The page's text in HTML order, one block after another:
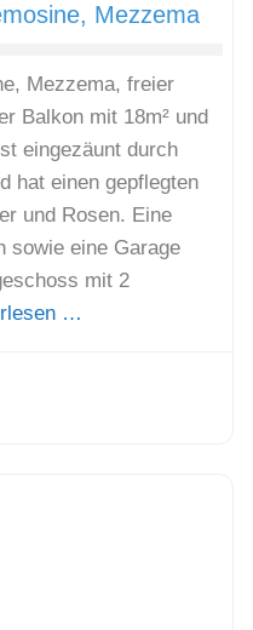
Mezzema
Mezzema, freier
Balkon mit 18m² und
eingezäunt durch
hat einen gepflegten
und Rosen. Eine
sowie eine Garage
mit 2
…